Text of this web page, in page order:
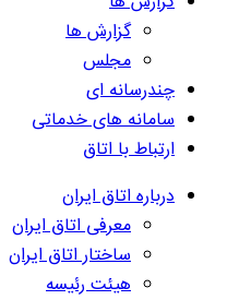
گزارش ها
مجلس
چندرسانه ای
سامانه های خدماتی
ارتباط با اتاق
درباره اتاق ایران
معرفی اتاق ایران
ساختار اتاق ایران
هیئت رئیسه